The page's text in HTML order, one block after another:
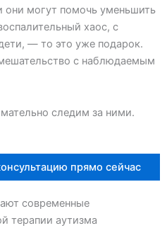
они могут помочь уменьшить
хаос, с
— то это уже подарок.
с наблюдаемым
следим за ними.
прямо сейчас
современные
терапии аутизма